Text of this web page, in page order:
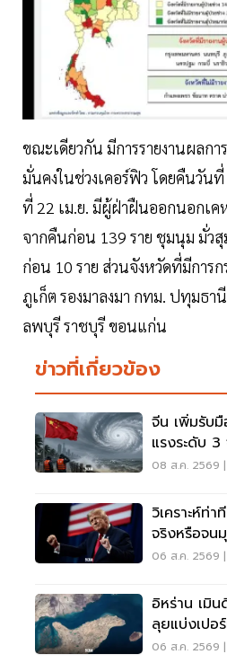
ขณะเดียวกัน มีการรายงานผลก
มั่นคงในช่วงเคอร์ฟิว โดยคืนวันที่
ที่ 22 เม.ย. มีผู้ฝ่าฝืนออกนอกเค
จากคืนก่อน 139 ราย ชุมนุม มั่วสุ
ก่อน 10 ราย ส่วนจังหวัดที่มีการ
ภูเก็ต รองมาลงมา กทม. ปทุมธา
ลพบุรี ราชบุรี ขอนแก่น
ข่าวที่เกี่ยวข้อง
จีน เพิ่มรับ
แรงระดับ
08 ส.ค. 2569
วิเคราะห์ท่
จริงหรือจน
มุซ
06 ส.ค. 2569
อิหร่าน เมิ
ลุยแบ่งเปอ
06 ส.ค. 2569